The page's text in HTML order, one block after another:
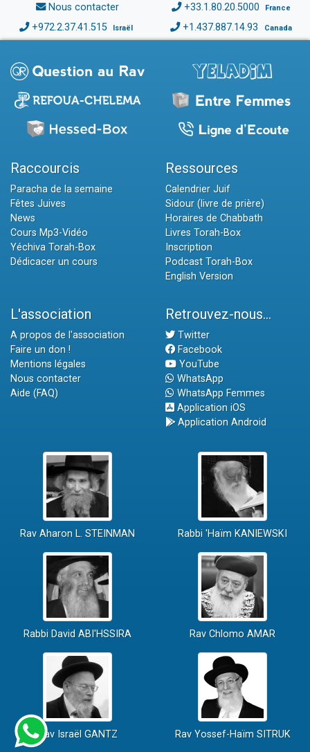
Nous contacter +33.1.80.20.5000 France
+972.2.37.41.515 Israël +1.437.887.14.93 Canada
Raccourcis
Paracha de la semaine
Fêtes Juives
News
Cours Mp3-Vidéo
Yéchiva Torah-Box
Dédicacer un cours
Ressources
Calendrier Juif
Sidour (livre de prière)
Horaires de Chabbath
Livres Torah-Box
Inscription
Podcast Torah-Box
English Version
L'association
A propos de l'association
Faire un don !
Mentions légales
Nous contacter
Aide (FAQ)
Retrouvez-nous...
Twitter
Facebook
YouTube
WhatsApp
WhatsApp Femmes
Application iOS
Application Android
Rav Aharon L. STEINMAN Rabbi 'Haïm KANIEWSKI
Rabbi David ABI'HSSIRA Rav Chlomo AMAR
Rav Israël GANTZ Rav Yossef-Haïm SITRUK